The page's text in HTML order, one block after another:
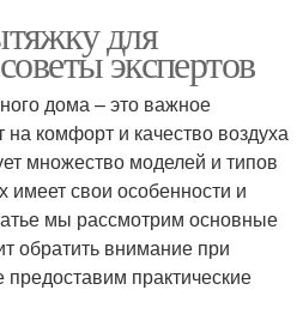
для
экспертов
дома – это важное
комфорт и качество воздуха
множество моделей и типов
свои особенности и
мы рассмотрим основные
обратить внимание при
практические